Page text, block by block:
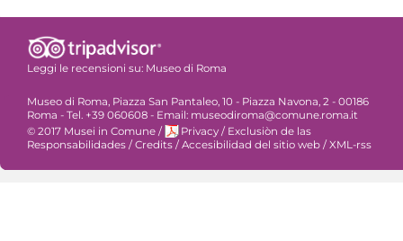
Leggi le recensioni su: Museo di Roma
Museo di Roma, Piazza San Pantaleo, 10 - Piazza Navona, 2 - 00186
Roma - Tel. +39 060608 - Email: museodiroma@comune.roma.it
© 2017 Musei in Comune / Privacy / Exclusiòn de las
Responsabilidades / Credits / Accesibilidad del sitio web / XML-rss